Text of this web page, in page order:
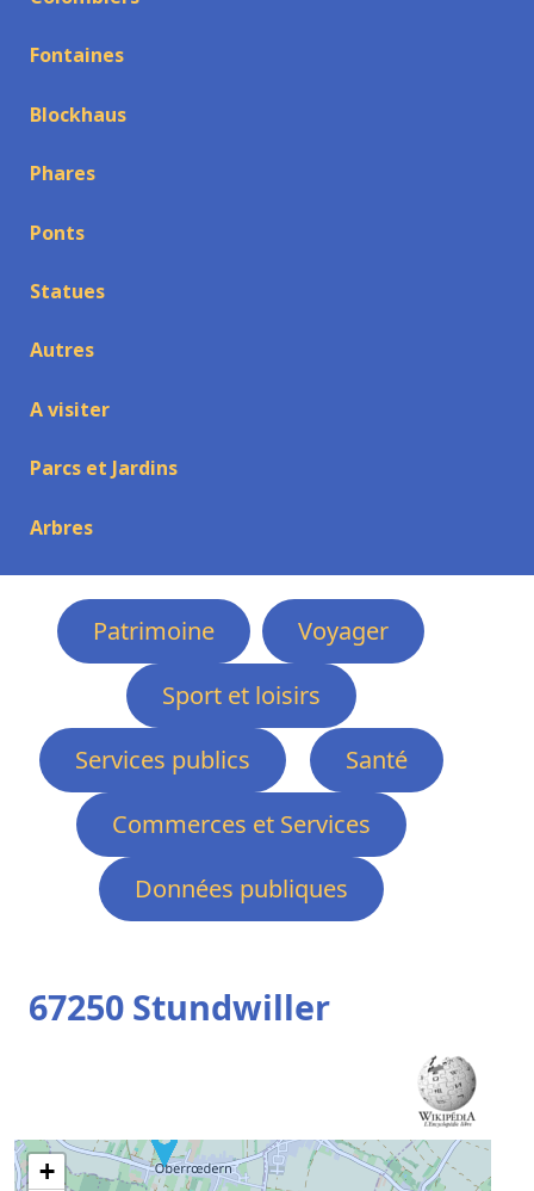
Fontaines
Blockhaus
Phares
Ponts
Statues
Autres
A visiter
Parcs et Jardins
Arbres
Patrimoine
Voyager
Sport et loisirs
Services publics
Santé
Commerces et Services
Données publiques
67250 Stundwiller
+